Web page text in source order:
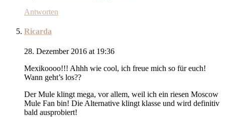
Antworten
Ricarda
28. Dezember 2016 at 19:36
Mexikoooo!!! Ahhh wie cool, ich freue mich so für euch!
Wann geht’s los??
Der Mule klingt mega, vor allem, weil ich ein riesen Moscow
Mule Fan bin! Die Alternative klingt klasse und wird definitiv
bald ausprobiert!